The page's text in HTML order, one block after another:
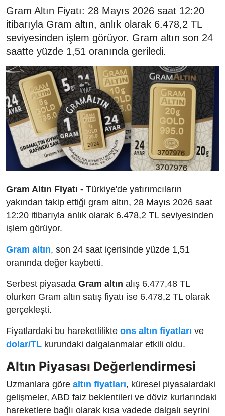
Gram Altın Fiyatı: 28 Mayıs 2026 saat 12:20
itibarıyla Gram altın, anlık olarak 6.478,2 TL
seviyesinden işlem görüyor. Gram altın son 24
saatte yüzde 1,51 oranında geriledi.
Gram Altın Fiyatı - Türkiye'de yatırımcıların
yakından takip ettiği gram altın, 28 Mayıs 2026 saat
12:20 itibarıyla anlık olarak 6.478,2 TL seviyesinden
işlem görüyor.
Gram altın, son 24 saat içerisinde yüzde 1,51
oranında değer kaybetti.
Serbest piyasada Gram altın alış 6.477,48 TL
olurken Gram altın satış fiyatı ise 6.478,2 TL olarak
gerçekleşti.
Fiyatlardaki bu hareketlilikte ons altın fiyatları ve
dolar/TL kurundaki dalgalanmalar etkili oldu.
Altın Piyasası Değerlendirmesi
Uzmanlara göre altın fiyatları, küresel piyasalardaki
gelişmeler, ABD faiz beklentileri ve döviz kurlarındaki
hareketlere bağlı olarak kısa vadede dalgalı seyrini